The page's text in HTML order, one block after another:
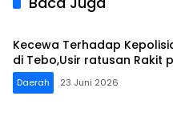
Kecewa Terhadap
di Tebo,Usir ratusan Rakit
Daerah 23 Juni 2026